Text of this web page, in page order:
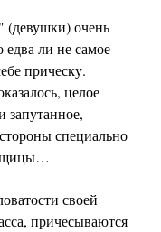
(девушки) очень
ли не самое
прическу.
целое
запутанное,
специально
своей
причесываются